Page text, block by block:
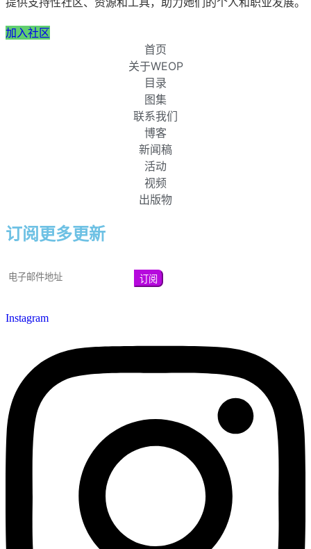
加入社区
首页
关于WEOP
目录
图集
联系我们
博客
新闻稿
活动
视频
出版物
订阅更多更新
Instagram